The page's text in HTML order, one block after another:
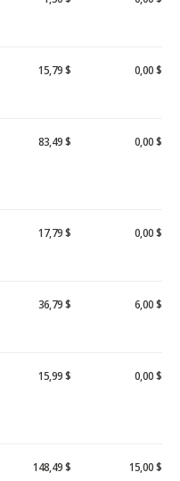
15,79 $ 0,00 $
83,49 $ 0,00 $
17,79 $ 0,00 $
36,79 $ 6,00 $
15,99 $ 0,00 $
148,49 $ 15,00 $